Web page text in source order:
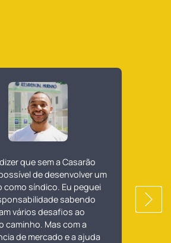
que sem a Casarão
de desenvolver um
como síndico. Eu peguei
sabendo
vários desafios ao
caminho. Mas com a
de mercado e a ajuda